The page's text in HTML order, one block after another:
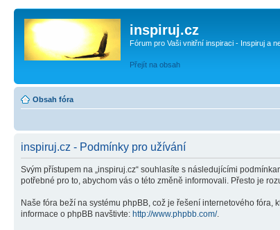
inspiruj.cz
Fórum pro Vaši vnitřní inspiraci - Inspiruj a
Přejít na obsah
Obsah fóra
inspiruj.cz - Podmínky pro užívání
Svým přístupem na „inspiruj.cz“ souhlasíte s následujícími
potřebné pro to, abychom vás o této změně informovali. Přesto je
Naše fóra beží na systému phpBB, což je řešení internetového fóra,
informace o phpBB navštivte: http://www.phpbb.com/.